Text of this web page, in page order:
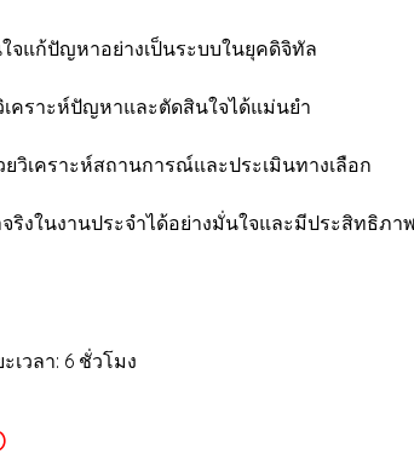
แก้ปัญหาอย่างเป็นระบบในยุคดิจิทัล
ราะห์ปัญหาและตัดสินใจได้แม่นยำ
เคราะห์สถานการณ์และประเมินทางเลือก
ในงานประจำได้อย่างมั่นใจและมีประสิทธิภาพ
เวลา: 6 ชั่วโมง